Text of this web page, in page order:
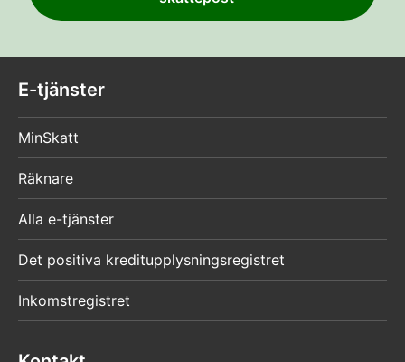
E-tjänster
MinSkatt
Räknare
Alla e-tjänster
Det positiva kreditupplysningsregistret
Inkomstregistret